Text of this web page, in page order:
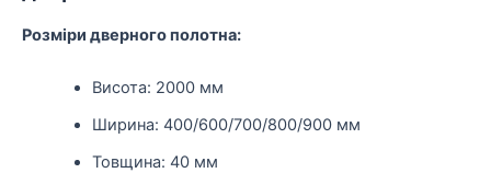
Розміри дверного полотна:
Висота: 2000 мм
Ширина: 400/600/700/800/900 мм
Товщина: 40 мм